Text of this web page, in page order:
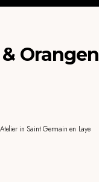
Orangen
in Saint Germain en Laye